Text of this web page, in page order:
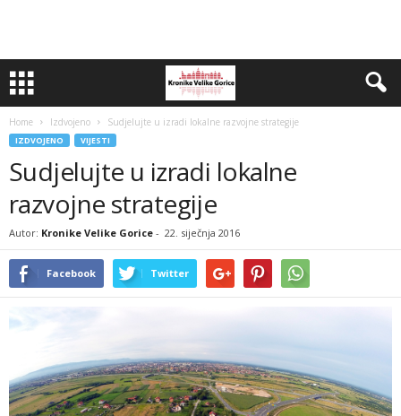
Home Izdvojeno Sudjelujte u izradi lokalne razvojne strategije
IZDVOJENO VIJESTI
Sudjelujte u izradi lokalne
razvojne strategije
Autor: Kronike Velike Gorice - 22. siječnja 2016
Facebook Twitter